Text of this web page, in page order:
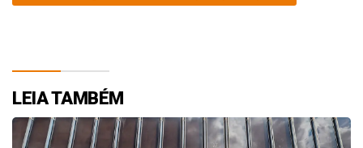
LEIA TAMBÉM